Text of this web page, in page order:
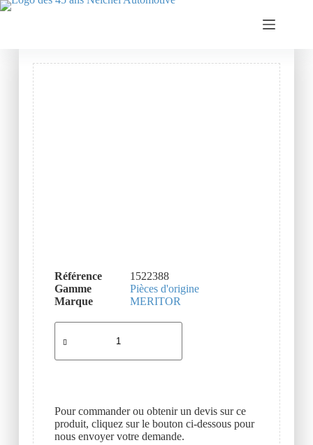
Référence
1522388
Gamme
Pièces d'origine
Marque
MERITOR
Pour commander ou obtenir un devis sur ce
produit, cliquez sur le bouton ci-dessous pour
nous envoyer votre demande.